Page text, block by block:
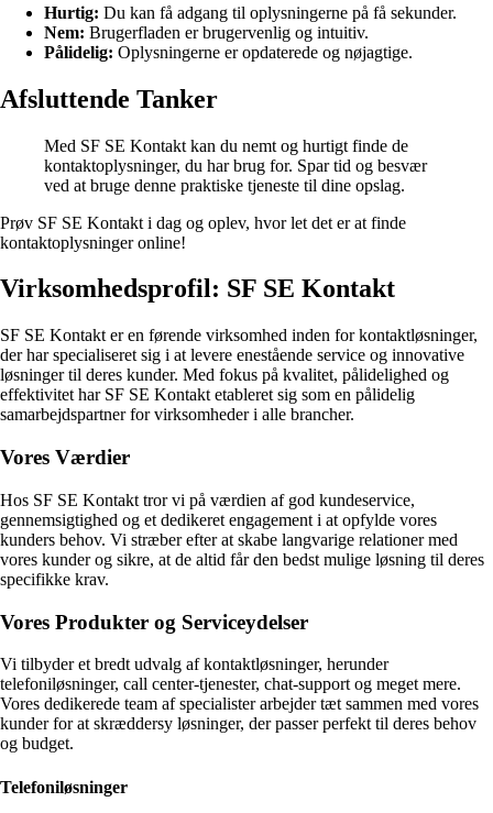
Hurtig: Du kan få adgang til oplysningerne på få sekunder.
Nem: Brugerfladen er brugervenlig og intuitiv.
Pålidelig: Oplysningerne er opdaterede og nøjagtige.
Afsluttende Tanker
Med SF SE Kontakt kan du nemt og hurtigt finde de
kontaktoplysninger, du har brug for. Spar tid og besvær
ved at bruge denne praktiske tjeneste til dine opslag.
Prøv SF SE Kontakt i dag og oplev, hvor let det er at finde
kontaktoplysninger online!
Virksomhedsprofil: SF SE Kontakt
SF SE Kontakt er en førende virksomhed inden for kontaktløsninger,
der har specialiseret sig i at levere enestående service og innovative
løsninger til deres kunder. Med fokus på kvalitet, pålidelighed og
effektivitet har SF SE Kontakt etableret sig som en pålidelig
samarbejdspartner for virksomheder i alle brancher.
Vores Værdier
Hos SF SE Kontakt tror vi på værdien af god kundeservice,
gennemsigtighed og et dedikeret engagement i at opfylde vores
kunders behov. Vi stræber efter at skabe langvarige relationer med
vores kunder og sikre, at de altid får den bedst mulige løsning til deres
specifikke krav.
Vores Produkter og Serviceydelser
Vi tilbyder et bredt udvalg af kontaktløsninger, herunder
telefoniløsninger, call center-tjenester, chat-support og meget mere.
Vores dedikerede team af specialister arbejder tæt sammen med vores
kunder for at skræddersy løsninger, der passer perfekt til deres behov
og budget.
Telefoniløsninger